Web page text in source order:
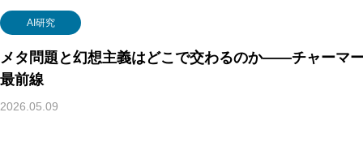
AI研究
メタ問題と幻想主義はどこで交わるのか——チャーマ
最前線
2026.05.09